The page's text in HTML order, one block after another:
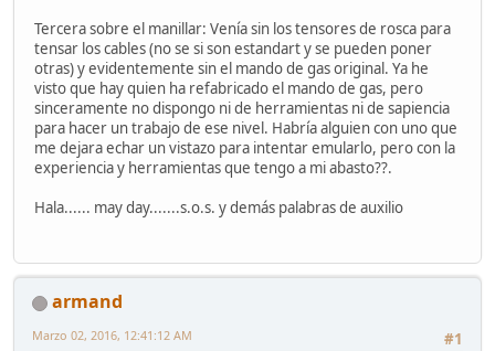
Tercera sobre el manillar: Venía sin los tensores de rosca para
tensar los cables (no se si son estandart y se pueden poner
otras) y evidentemente sin el mando de gas original. Ya he
visto que hay quien ha refabricado el mando de gas, pero
sinceramente no dispongo ni de herramientas ni de sapiencia
para hacer un trabajo de ese nivel. Habría alguien con uno que
me dejara echar un vistazo para intentar emularlo, pero con la
experiencia y herramientas que tengo a mi abasto??.
Hala...... may day.......s.o.s. y demás palabras de auxilio
armand
#1
Marzo 02, 2016, 12:41:12 AM